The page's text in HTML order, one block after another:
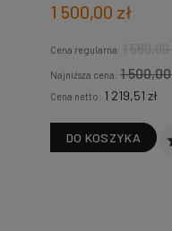
1 500,00 zł
Cena regularna:
Najniższa cena: 1
Cena netto: 1 219,51 zł
DO KOSZYKA